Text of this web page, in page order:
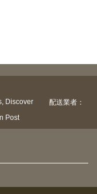
配送業者：